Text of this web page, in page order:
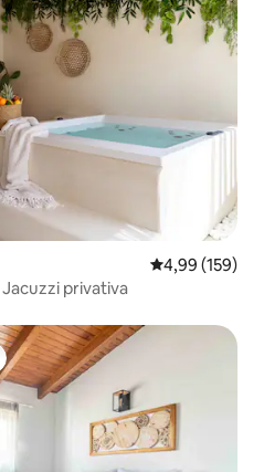
4,99 de uma
4,99 (159)
privativa
dos hóspedes